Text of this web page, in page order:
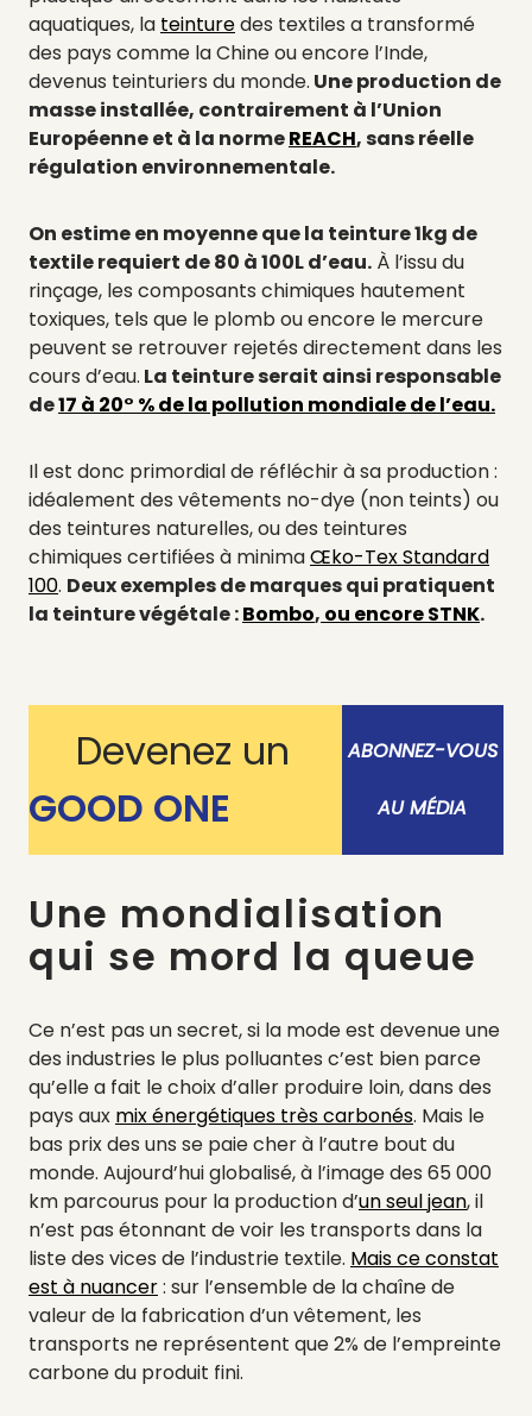
aquatiques, la teinturedes textiles a transformé
des pays comme la Chine ou encore l’Inde,
devenus teinturiers du monde. Une production de
masse installée, contrairement à l’Union
Européenne et à la normeREACH, sans réelle
régulation environnementale.
On estime en moyenne que la teinture 1kg de
textile requiert de 80 à 100L d’eau. À l’issu du
rinçage, les composants chimiques hautement
toxiques, tels que le plomb ou encore le mercure
peuvent se retrouver rejetés directement dans les
cours d’eau. La teinture serait ainsi responsable
de17 à 20° % de la pollution mondiale de l’eau.
Il est donc primordial de réfléchir à sa production :
idéalement des vêtements no-dye (non teints) ou
des teintures naturelles, ou des teintures
chimiques certifiées à minimaŒko-Tex Standard
100. Deux exemples de marques qui pratiquent
la teinture végétale :Bombo, ou encore STNK.
Devenez un
GOOD ONE
ABONNEZ-VOUS
AU MÉDIA
Une mondialisation
qui se mord la queue
Ce n’est pas un secret, si la mode est devenue une
des industries le plus polluantes c’est bien parce
qu’elle a fait le choix d’aller produire loin, dans des
pays aux mix énergétiques très carbonés. Mais le
bas prix des uns se paie cher à l’autre bout du
monde. Aujourd’hui globalisé, à l’image des 65 000
km parcourus pour la production d’un seul jean, il
n’est pas étonnant de voir les transports dans la
liste des vices de l’industrie textile. Mais ce constat
est à nuancer: sur l’ensemble de la chaîne de
valeur de la fabrication d’un vêtement, les
transports ne représentent que 2% de l’empreinte
carbone du produit fini.